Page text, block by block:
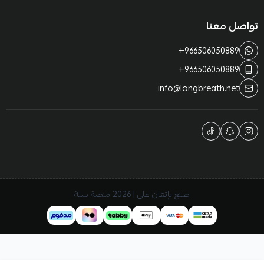
تواصل معنا
+966506050889
+966506050889
info@longbreath.net
صنع بإتقان على | 2026 منصة سلة